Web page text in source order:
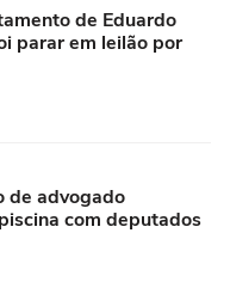
de Eduardo
parar em leilão por
de advogado
com deputados